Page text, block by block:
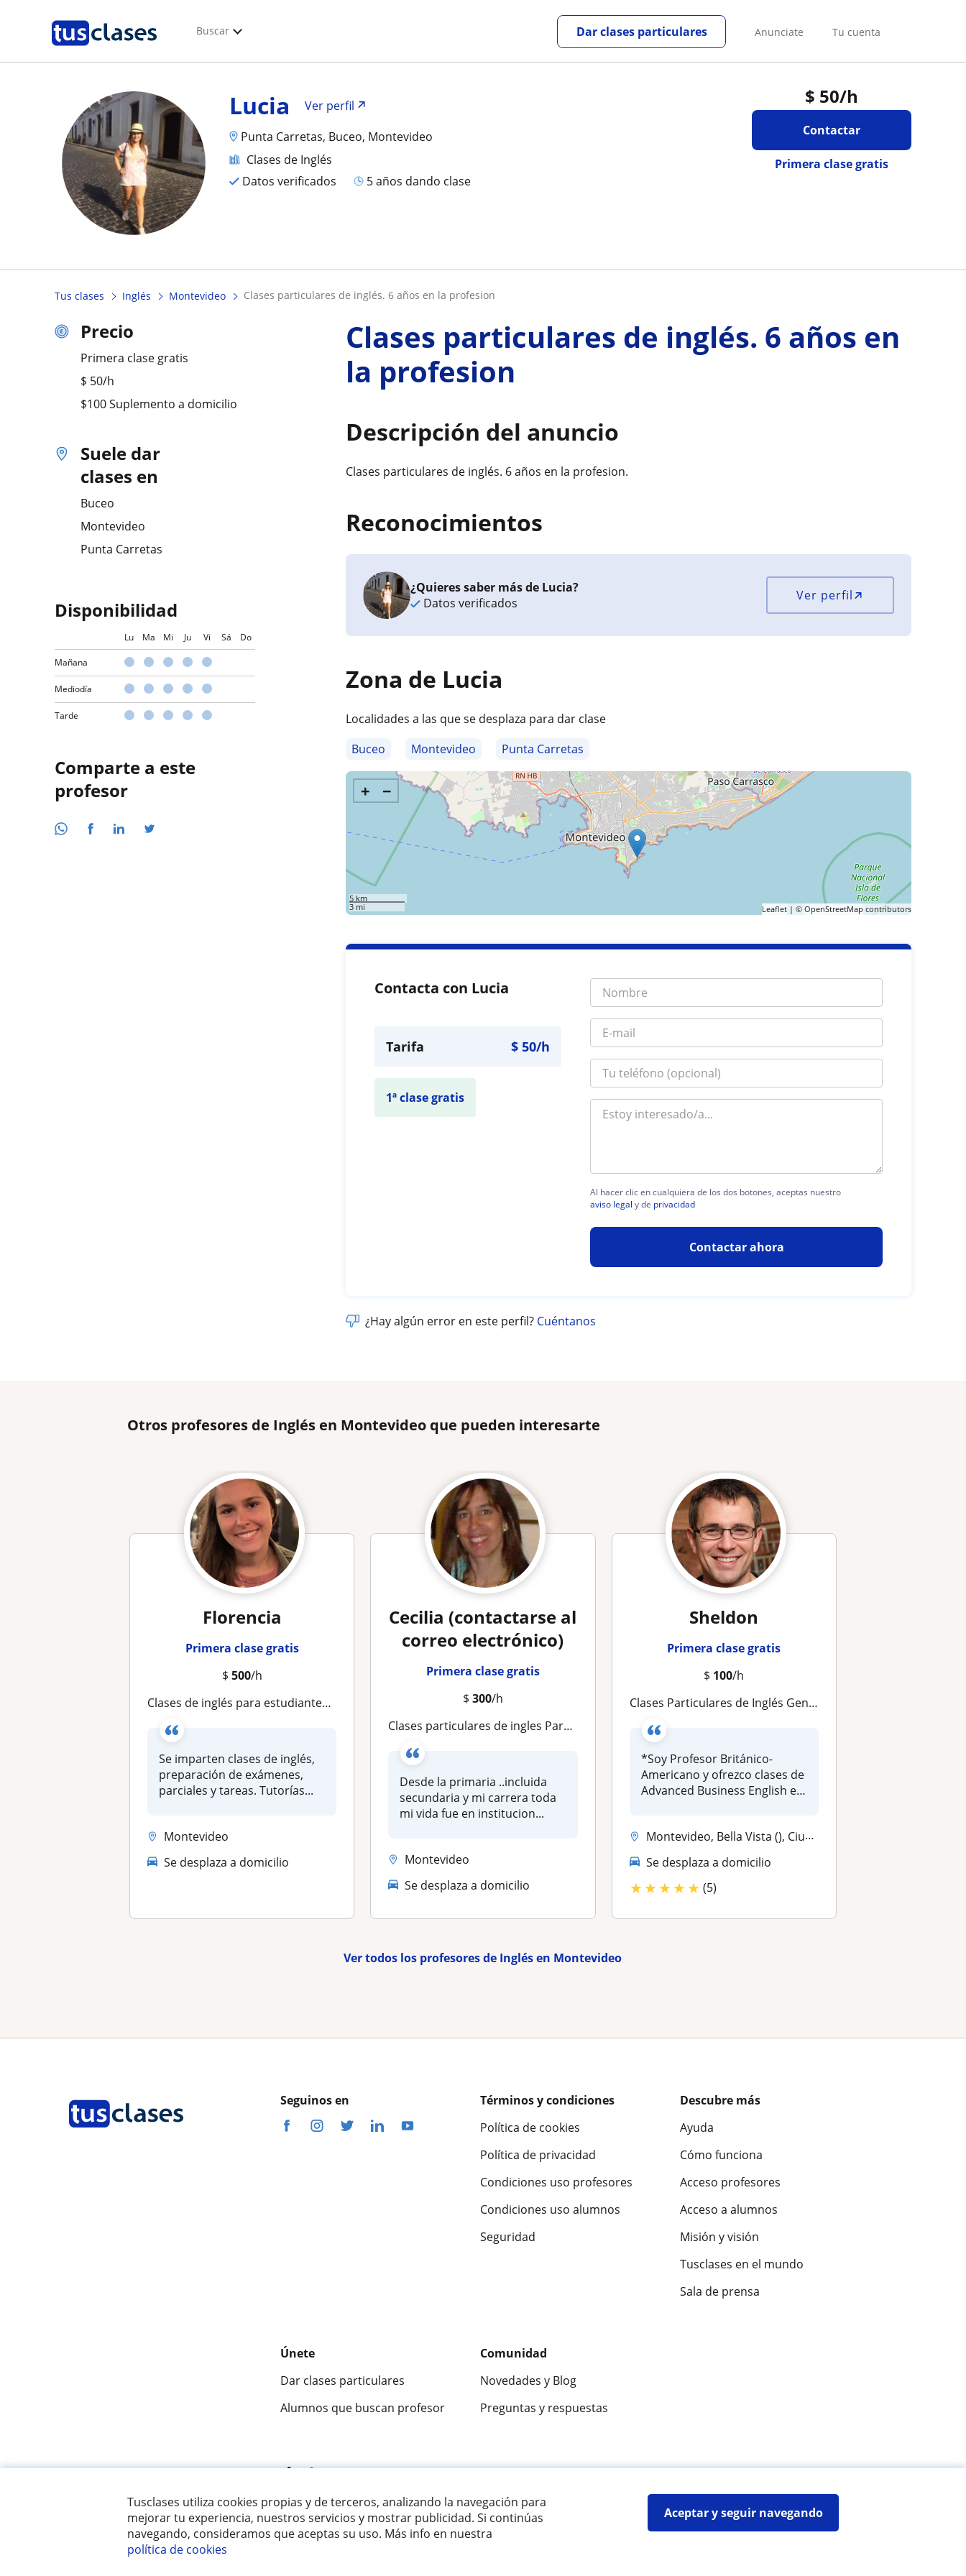
Tusclases utiliza cookies propias y de terceros, analizando la navegación para
mejorar tu experiencia, nuestros servicios y mostrar publicidad. Si continúas
navegando, consideramos que aceptas su uso. Más info en nuestra
política de cookies
Aceptar y seguir navegando
Buscar Anunciate Tu cuenta
Dar clases particulares
$ 50/h
Contactar
Primera clase gratis
Lucia
Ver perfil
Punta Carretas, Buceo, Montevideo
Clases de Inglés
Datos verificados
5 años dando clase
Tus clases Inglés Montevideo clases particulares de inglés. 6 años en la profesion
Precio
Primera clase gratis
$ 50/h
$100 Suplemento a domicilio
Suele dar
clases en
Buceo
Montevideo
Punta Carretas
Disponibilidad
Lu Ma Mi Ju Vi Sá Do
Mañana
Mediodía
Tarde
Comparte a este
profesor
Clases particulares de inglés. 6 años en
la profesion
Descripción del anuncio
Clases particulares de inglés. 6 años en la profesion.
Reconocimientos
¿Quieres saber más de Lucia?
Datos verificados
Ver perfil
Zona de Lucia
Localidades a las que se desplaza para dar clase
Buceo
Montevideo Punta Carretas
+ −
5 km
3 mi
Leaflet| © OpenStreetMap contributors
Contacta con Lucia
Tarifa $50/h
1ª clase gratis
Al hacer clic en cualquiera de los dos botones, aceptas nuestro
aviso legal y de privacidad
Contactar ahora
¿Hay algún error en este perfil? Cuéntanos
Otros profesores de Inglés en Montevideo que pueden interesarte
Florencia
Primera clase gratis
$ 500/h
Clases de inglés para estudiantes liceales y escolares
Se imparten clases de inglés,
preparación de exámenes,
parciales y tareas. Tutorías...
Montevideo
Se desplaza a domicilio
Cecilia (contactarse al
correo electrónico)
Primera clase gratis
$ 300/h
Clases particulares de ingles Para niños /adultos online o presencial (según ubicación)
Desde la primaria ..incluida
secundaria y mi carrera toda
mi vida fue en institucion...
Montevideo
Se desplaza a domicilio
Sheldon
Primera clase gratis
$ 100/h
Clases Particulares de Inglés General o Business English para ejecutivos, adultos y jóvenes en Montevideo
*Soy Profesor Británico-
Americano y ofrezco clases de
Advanced Business English e
Montevideo, Bella Vista (), Ciudad Vieja
Se desplaza a domicilio
★★★★★ (5)
Ver todos los profesores de Inglés en Montevideo
Seguinos en
Términos y condiciones
Política de cookies
Política de privacidad
Condiciones uso profesores
Condiciones uso alumnos
Seguridad
Descubre más
Ayuda
Cómo funciona
Acceso profesores
Acceso a alumnos
Misión y visión
Tusclases en el mundo
Sala de prensa
Únete
Dar clases particulares
Alumnos que buscan profesor
Comunidad
Novedades y Blog
Preguntas y respuestas
Fantástica 9,5/10 ★★★★★
© 2007 - 2026 Tusclases.com.uy Mapa web:Profesores particulares